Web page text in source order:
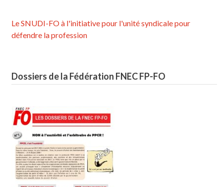
Le SNUDI-FO à l'initiative pour l'unité syndicale pour
défendre la profession
Dossiers de la Fédération FNEC FP-FO